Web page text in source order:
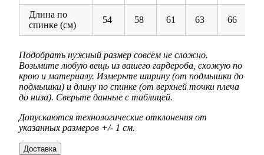
Длина по
спинке (см)
54 58 61 63 66
Подобрать нужный размер совсем не сложно.
Возьмите любую вещь из вашего гардероба, схожую по
крою и материалу. Измерьте ширину (от подмышки до
подмышки) и длину по спинке (от верхней точки плеча
до низа). Сверьте данные с таблицей.
Допускаются технологические отклонения от
указанных размеров +/- 1 см.
Доставка